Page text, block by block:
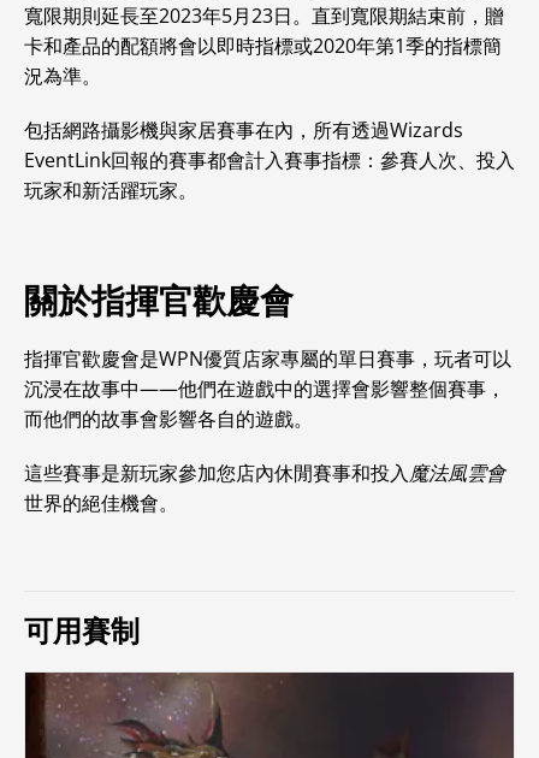
寬限期則延長至2023年5月23日。直到寬限期結束前，贈
卡和產品的配額將會以即時指標或2020年第1季的指標簡
況為準。
包括網路攝影機與家居賽事在內，所有透過Wizards
EventLink回報的賽事都會計入賽事指標：參賽人次、投入
玩家和新活躍玩家。
關於指揮官歡慶會
指揮官歡慶會是WPN優質店家專屬的單日賽事，玩者可以
沉浸在故事中——他們在遊戲中的選擇會影響整個賽事，
而他們的故事會影響各自的遊戲。
這些賽事是新玩家參加您店內休閒賽事和投入魔法風雲會
世界的絕佳機會。
可用賽制